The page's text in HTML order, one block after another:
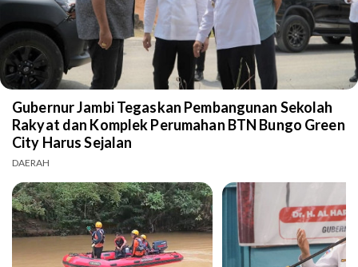
Gubernur Jambi Tegaskan Pembangunan Sekolah
Rakyat dan Komplek Perumahan BTN Bungo Green
City Harus Sejalan
DAERAH